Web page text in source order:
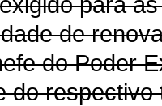
de
do Poder
do respectivo